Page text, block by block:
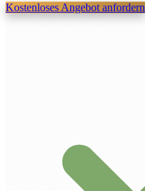
Kostenloses Angebot anfordern